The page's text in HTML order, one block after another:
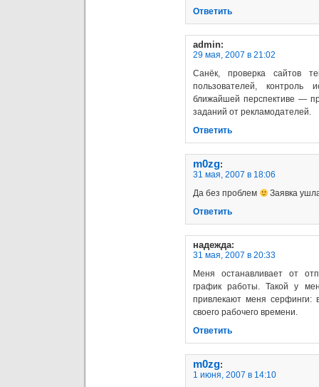
Ответить
admin:
29 мая, 2007 в 21:02
Санёк, проверка сайтов
пользователей, контроль
ближайшей перспективе —
заданий от рекламодателей.
Ответить
m0zg:
31 мая, 2007 в 18:06
Да без проблем
Заявка
Ответить
надежда:
31 мая, 2007 в 20:33
Меня останавливает от
график работы. Такой у
привлекают меня
своего рабочего времени.
Ответить
m0zg:
1 июня, 2007 в 14:10